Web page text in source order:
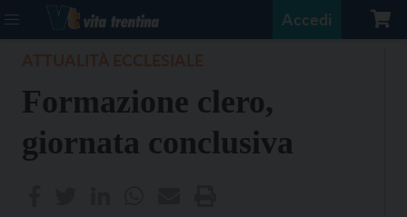
Accedi
Formazione clero,
giornata conclusiva